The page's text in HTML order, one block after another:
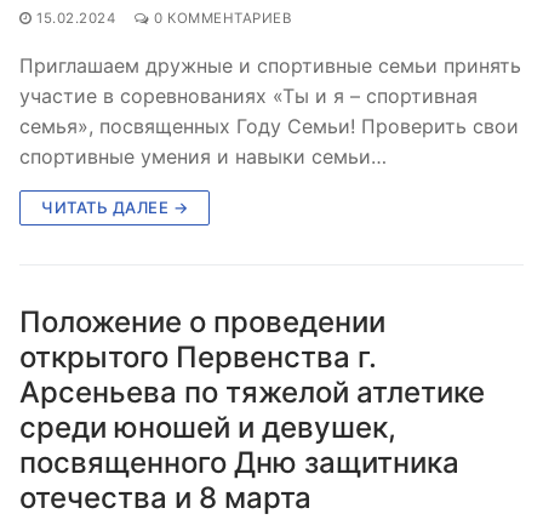
15.02.2024 0 КОММЕНТАРИЕВ
Приглашаем дружные и спортивные семьи принять
участие в соревнованиях «Ты и я – спортивная
семья», посвященных Году Семьи! Проверить свои
спортивные умения и навыки семьи…
ЧИТАТЬ ДАЛЕЕ →
Положение о проведении
открытого Первенства г.
Арсеньева по тяжелой атлетике
среди юношей и девушек,
посвященного Дню защитника
отечества и 8 марта